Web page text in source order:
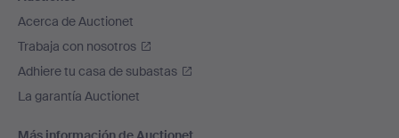
Acerca de Auctionet
Trabaja con nosotros
Adhiere tu casa de subastas
La garantía Auctionet